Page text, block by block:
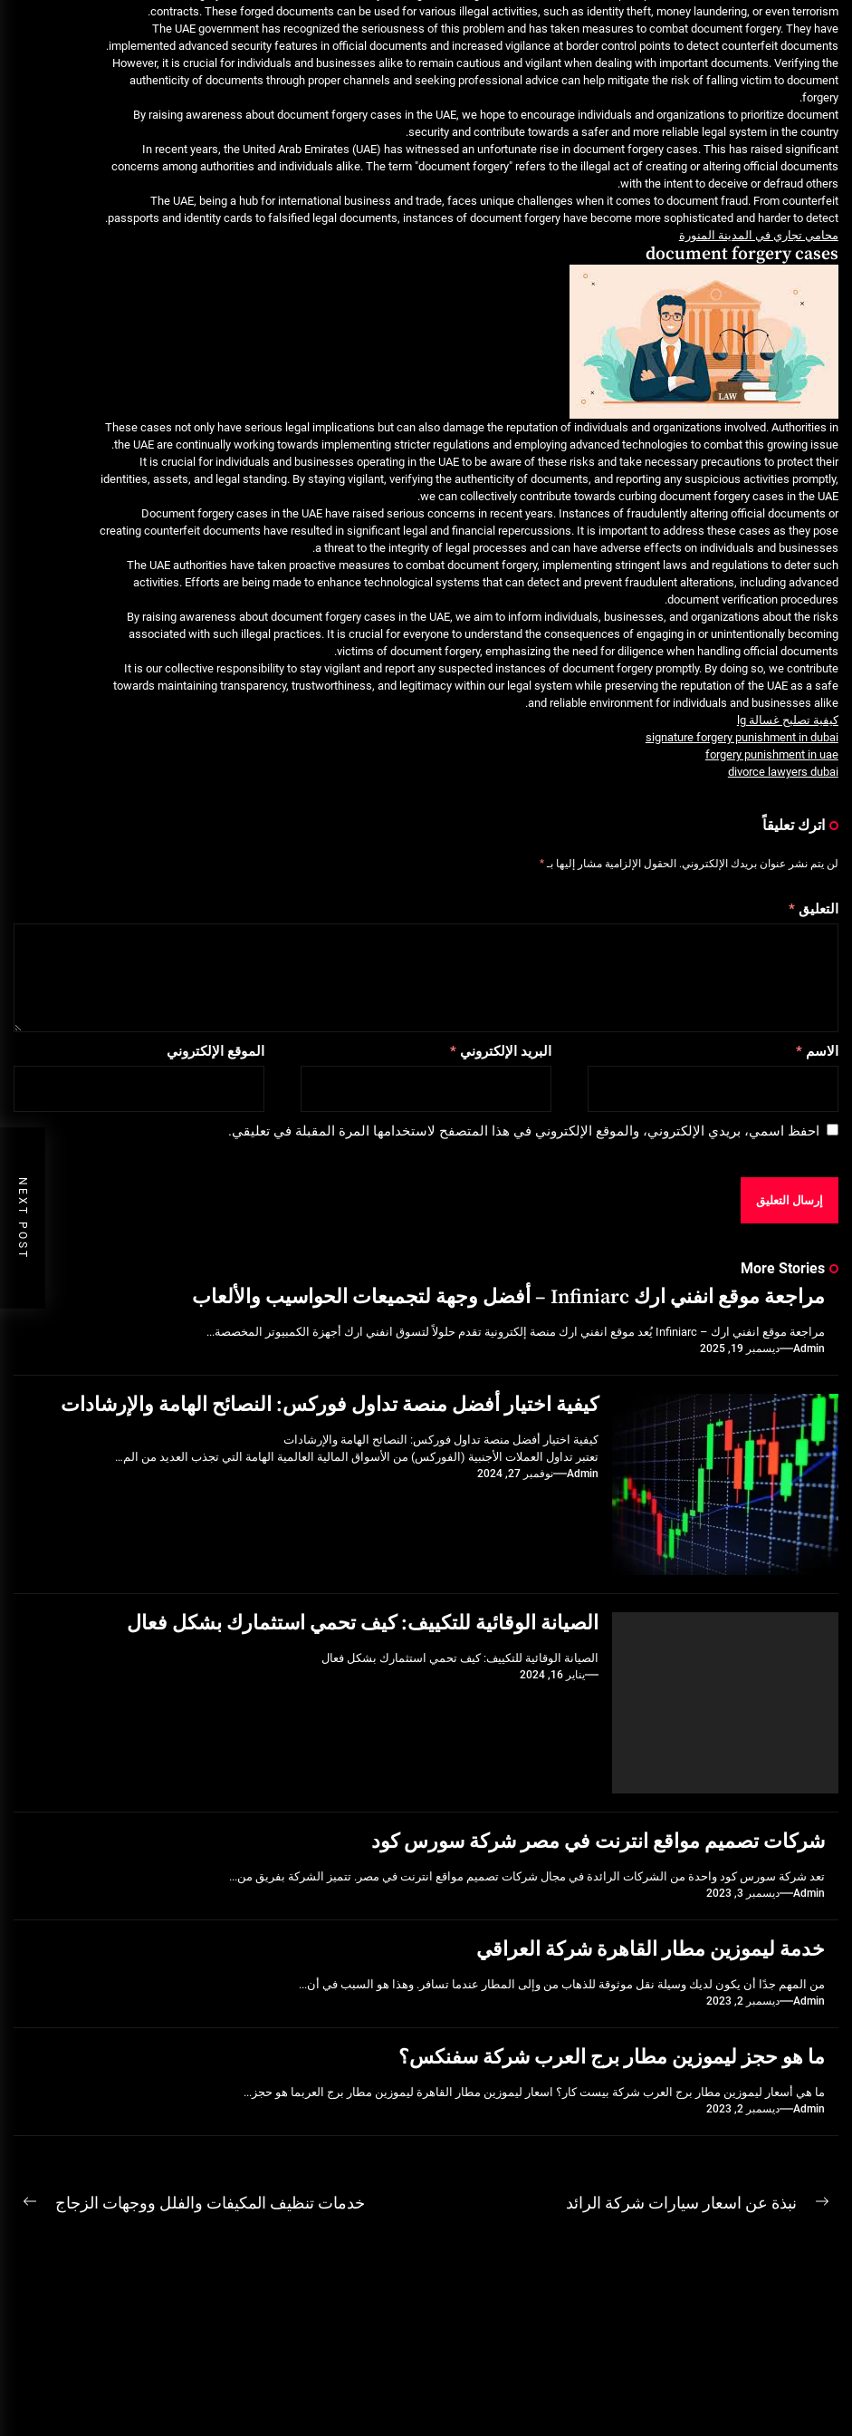
تحقيق: أسعار خدمة ليموزين مطار
القاهرة وكيفية الاستفادة منها
ديسمبر 25, 2025
خدمة ليموزين مطار الغردقة شركة
ديسمبر 25, 2025
contracts. These forged documents can be used for various illegal activities, such as identity theft, money laundering, or even terrorism.
The UAE government has recognized the seriousness of this problem and has taken measures to combat document forgery. They have
implemented advanced security features in official documents and increased vigilance at border control points to detect counterfeit documents.
However, it is crucial for individuals and businesses alike to remain cautious and vigilant when dealing with important documents. Verifying the
authenticity of documents through proper channels and seeking professional advice can help mitigate the risk of falling victim to document
forgery.
By raising awareness about document forgery cases in the UAE, we hope to encourage individuals and organizations to prioritize document
security and contribute towards a safer and more reliable legal system in the country.
In recent years, the United Arab Emirates (UAE) has witnessed an unfortunate rise in document forgery cases. This has raised significant
concerns among authorities and individuals alike. The term "document forgery" refers to the illegal act of creating or altering official documents
with the intent to deceive or defraud others.
The UAE, being a hub for international business and trade, faces unique challenges when it comes to document fraud. From counterfeit
passports and identity cards to falsified legal documents, instances of document forgery have become more sophisticated and harder to detect.
محامي تجاري في المدينة المنورة
document forgery cases
These cases not only have serious legal implications but can also damage the reputation of individuals and organizations involved. Authorities in
the UAE are continually working towards implementing stricter regulations and employing advanced technologies to combat this growing issue.
It is crucial for individuals and businesses operating in the UAE to be aware of these risks and take necessary precautions to protect their
identities, assets, and legal standing. By staying vigilant, verifying the authenticity of documents, and reporting any suspicious activities promptly,
we can collectively contribute towards curbing document forgery cases in the UAE.
Document forgery cases in the UAE have raised serious concerns in recent years. Instances of fraudulently altering official documents or
creating counterfeit documents have resulted in significant legal and financial repercussions. It is important to address these cases as they pose
a threat to the integrity of legal processes and can have adverse effects on individuals and businesses.
The UAE authorities have taken proactive measures to combat document forgery, implementing stringent laws and regulations to deter such
activities. Efforts are being made to enhance technological systems that can detect and prevent fraudulent alterations, including advanced
document verification procedures.
By raising awareness about document forgery cases in the UAE, we aim to inform individuals, businesses, and organizations about the risks
associated with such illegal practices. It is crucial for everyone to understand the consequences of engaging in or unintentionally becoming
victims of document forgery, emphasizing the need for diligence when handling official documents.
It is our collective responsibility to stay vigilant and report any suspected instances of document forgery promptly. By doing so, we contribute
towards maintaining transparency, trustworthiness, and legitimacy within our legal system while preserving the reputation of the UAE as a safe
and reliable environment for individuals and businesses alike.
كيفية تصليح غسالة lg
signature forgery punishment in dubai
forgery punishment in uae
divorce lawyers dubai
اترك تعليقاً
لن يتم نشر عنوان بريدك الإلكتروني. الحقول الإلزامية مشار إليها بـ*
التعليق*
الاسم* البريد الإلكتروني* الموقع الإلكتروني
احفظ اسمي، بريدي الإلكتروني، والموقع الإلكتروني في هذا المتصفح لاستخدامها المرة المقبلة في تعليقي.
NEXT POST
More Stories
مراجعة موقع انفني ارك Infiniarc – أفضل وجهة لتجميعات الحواسيب والألعاب
مراجعة موقع انفني ارك – Infiniarc يُعد موقع انفني ارك منصة إلكترونية تقدم حلولاً لتسوق انفني ارك أجهزة الكمبيوتر المخصصة...
Admin ديسمبر 19, 2025
كيفية اختيار أفضل منصة تداول فوركس: النصائح الهامة والإرشادات
كيفية اختيار أفضل منصة تداول فوركس: النصائح الهامة والإرشادات
تعتبر تداول العملات الأجنبية (الفوركس) من الأسواق المالية العالمية الهامة التي تجذب العديد من الم…
Admin نوفمبر 27, 2024
الصيانة الوقائية للتكييف: كيف تحمي استثمارك بشكل فعال
الصيانة الوقائية للتكييف: كيف تحمي استثمارك بشكل فعال
يناير 16, 2024
شركات تصميم مواقع انترنت في مصر شركة سورس كود
تعد شركة سورس كود واحدة من الشركات الرائدة في مجال شركات تصميم مواقع انترنت في مصر. تتميز الشركة بفريق من...
Admin ديسمبر 3, 2023
خدمة ليموزين مطار القاهرة شركة العراقي
من المهم جدًا أن يكون لديك وسيلة نقل موثوقة للذهاب من وإلى المطار عندما تسافر. وهذا هو السبب في أن...
Admin ديسمبر 2, 2023
ما هو حجز ليموزين مطار برج العرب شركة سفنكس؟
ما هي أسعار ليموزين مطار برج العرب شركة بيست كار؟ اسعار ليموزين مطار القاهرة ليموزين مطار برج العربما هو حجز...
Admin ديسمبر 2, 2023
تصفّح
Previous
نبذة عن اسعار سيارات شركة الرائد خدمات تنظيف المكيفات والفلل ووجهات الزجاج